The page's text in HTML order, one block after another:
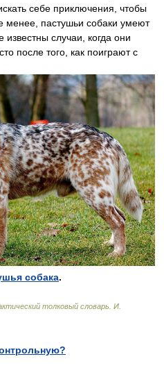
себе приключения, чтобы
менее, пастушьи собаки умеют
случаи, когда они
после того, как поиграют с
собака.
толковый словарь И.